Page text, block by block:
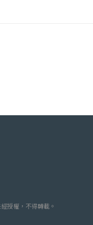
授權，不得轉載。